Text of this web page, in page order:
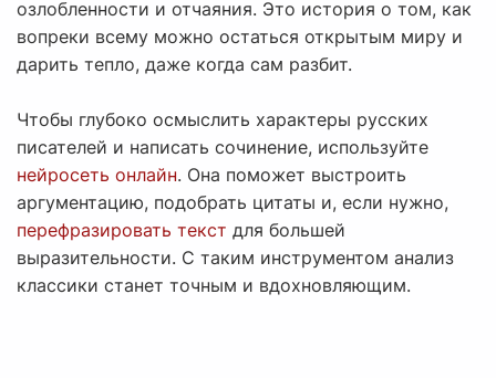
озлобленности и отчаяния. Это история о том, как
вопреки всему можно остаться открытым миру и
дарить тепло, даже когда сам разбит.
Чтобы глубоко осмыслить характеры русских
писателей и написать сочинение, используйте
нейросеть онлайн. Она поможет выстроить
аргументацию, подобрать цитаты и, если нужно,
перефразировать текст для большей
выразительности. С таким инструментом анализ
классики станет точным и вдохновляющим.